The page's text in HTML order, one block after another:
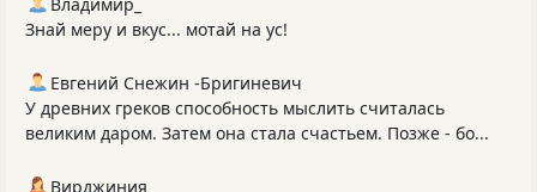
Знай меру и вкус... мотай на ус!
Евгений Снежин -Бригиневич
У древних греков способность мыслить считалась
великим даром. Затем она стала счастьем. Позже - бо...
Вирджиния